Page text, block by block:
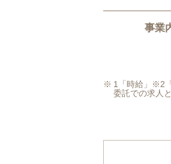
事業
1「時給」※2
委託での求人